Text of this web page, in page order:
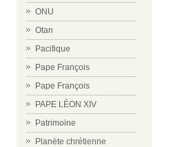
ONU
Otan
Pacifique
Pape François
Pape François
PAPE LÉON XIV
Patrimoine
Planète chrétienne